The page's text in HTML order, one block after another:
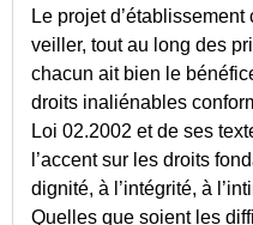
Le projet
veiller, tout au long des
chacun ait bien le
droits inaliénables
Loi 02.2002 et de ses
l’accent sur les droits
dignité, à l’intégrité, à
Quelles que soient les